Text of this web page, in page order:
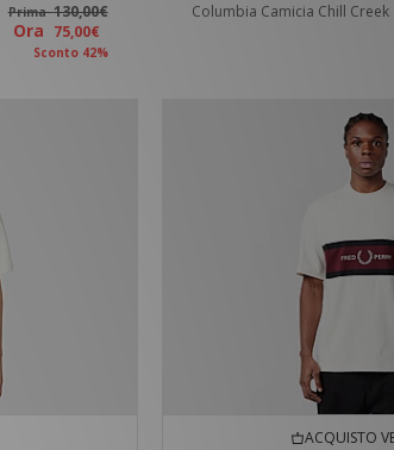
Prima130,00€
Ora 75,00€
Sconto 42%
Columbia Camicia Chill Creek
ACQUISTO